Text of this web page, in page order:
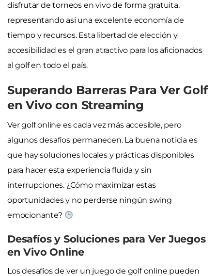
disfrutar de torneos en vivo de forma gratuita,
representando así una excelente economía de
tiempo y recursos. Esta libertad de elección y
accesibilidad es el gran atractivo para los aficionados
al golf en todo el país.
Superando Barreras Para Ver Golf
en Vivo con Streaming
Ver golf online es cada vez más accesible, pero
algunos desafíos permanecen. La buena noticia es
que hay soluciones locales y prácticas disponibles
para hacer esta experiencia fluida y sin
interrupciones. ¿Cómo maximizar estas
oportunidades y no perderse ningún swing
emocionante?
Desafíos y Soluciones para Ver Juegos
en Vivo Online
Los desafíos de ver un juego de golf online pueden